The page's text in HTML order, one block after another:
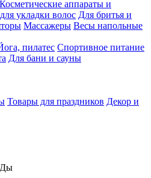
Косметические аппараты и
укладки волос Для бритья и
Массажеры Весы напольные
пилатес Спортивное питание
Для бани и сауны
Товары для праздников Декор и